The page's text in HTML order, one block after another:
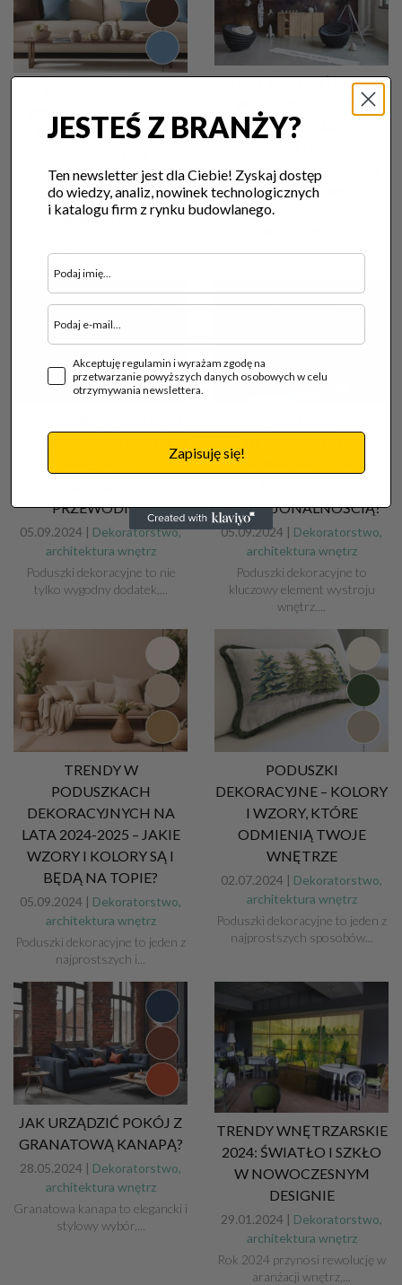
WNĘTRZE NA KAŻDĄ
PORĘ ROKU DZIĘKI
DEKORACYJNYM?
03.10.2024 |Dekoratorstwo,
architektura wnętrz
najłatwiejszych i...
JAK URZĄDZIĆ MAŁY
POKÓJ DZIECIĘCY?
ZOBACZ NASZ
17.09.2024 |Dekoratorstwo,
architektura wnętrz
Urządzanie małego pokoju
PRZEWODNIK
05.09.2024 | Dekoratorstwo,
architektura wnętrz
Poduszki dekoracyjne to nie
tylko wygodny dodatek,...
FUNKCJONALNOŚCIĄ?
05.09.2024 | Dekoratorstwo,
architektura wnętrz
Poduszki dekoracyjne to
kluczowy element wystroju
wnętrz....
TRENDY W
PODUSZKACH
DEKORACYJNYCH NA
LATA 2024-2025 – JAKIE
WZORY I KOLORY SĄ I
BĘDĄ NA TOPIE?
05.09.2024 | Dekoratorstwo,
architektura wnętrz
Poduszki dekoracyjne to jeden z
najprostszych i...
PODUSZKI
DEKORACYJNE – KOLORY
I WZORY, KTÓRE
ODMIENIĄ TWOJE
WNĘTRZE
02.07.2024 | Dekoratorstwo,
architektura wnętrz
Poduszki dekoracyjne to jeden z
najprostszych sposobów...
JAK URZĄDZIĆ POKÓJ Z
GRANATOWĄ KANAPĄ?
28.05.2024 | Dekoratorstwo,
architektura wnętrz
Granatowa kanapa to elegancki i
stylowy wybór,...
TRENDY WNĘTRZARSKIE
2024: ŚWIATŁO I SZKŁO
W NOWOCZESNYM
DESIGNIE
29.01.2024 | Dekoratorstwo,
architektura wnętrz
Rok 2024 przynosi rewolucję w
aranżacji wnętrz,...
JESTEŚ Z BRANŻY?
Ten newsletter jest dla Ciebie! Zyskaj dostęp
do wiedzy, analiz, nowinek technologicznych
i katalogu firm z rynku budowlanego.
Akceptuję regulamin i wyrażam zgodę na
przetwarzanie powyższych danych osobowych w celu
otrzymywania newslettera.
Zapisuję się!